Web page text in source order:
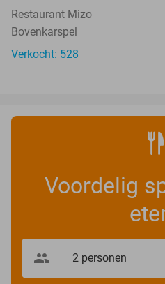
Restaurant Mizo
Bovenkarspel
Verkocht: 528
Voordelig